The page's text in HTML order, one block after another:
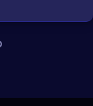
Link